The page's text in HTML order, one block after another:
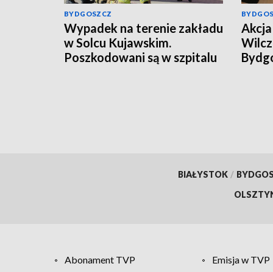
BYDGOSZCZ
Wypadek na terenie zakładu
w Solcu Kujawskim.
Poszkodowani są w szpitalu
BIAŁYSTOK /
Abonament TVP
Emisja w TVP